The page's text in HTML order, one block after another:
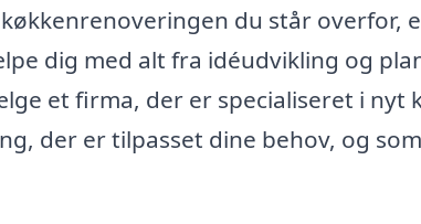
du står
dig med alt fra idéudvikling og
et firma, der er specialiseret i nyt
der er tilpasset dine behov, og